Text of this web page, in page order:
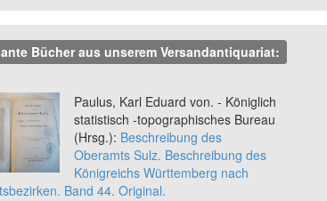
Bücher aus unserem Versandantiquariat:
Paulus, Karl Eduard von. - Königlich
statistisch -topographisches Bureau
(Hrsg.): Beschreibung des
Oberamts Sulz. Beschreibung des
Königreichs Württemberg nach
Band 44. Original.